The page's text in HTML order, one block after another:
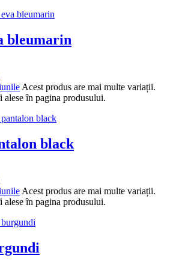
bleumarin
Acest produs are mai multe variații.
în pagina produsului.
black
Acest produs are mai multe variații.
în pagina produsului.